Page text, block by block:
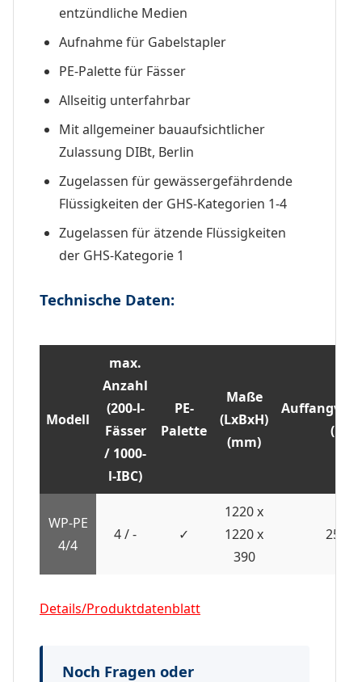
entzündliche Medien
Aufnahme für Gabelstapler
PE-Palette für Fässer
Allseitig unterfahrbar
Mit allgemeiner bauaufsichtlicher
Zulassung DIBt, Berlin
Zugelassen für gewässergefährdende
Flüssigkeiten der GHS-Kategorien 1-4
Zugelassen für ätzende Flüssigkeiten
der GHS-Kategorie 1
Technische Daten:
Modell
max.
Anzahl
(200-l-
Fässer
/ 1000-
l-IBC)
PE-
Palette
Maße
(LxBxH)
(mm)
(l)
WP-PE
4/4
4 / - ✓
1220 x
1220 x
390
250
Details/Produktdatenblatt
Noch Fragen oder